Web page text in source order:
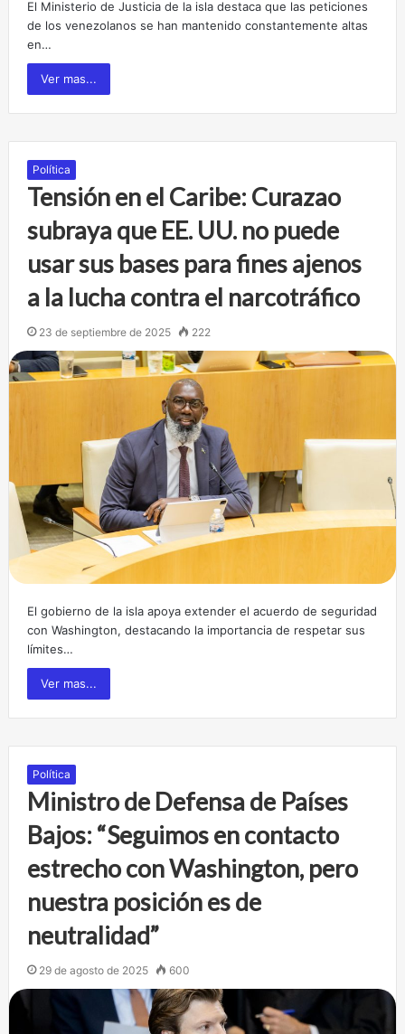
El Ministerio de Justicia de la isla destaca que las peticiones
de los venezolanos se han mantenido constantemente altas
en…
Ver mas...
Política
Tensión en el Caribe: Curazao
subraya que EE. UU. no puede
usar sus bases para fines ajenos
a la lucha contra el narcotráfico
23 de septiembre de 2025 222
El gobierno de la isla apoya extender el acuerdo de seguridad
con Washington, destacando la importancia de respetar sus
límites…
Ver mas...
Política
Ministro de Defensa de Países
Bajos: “Seguimos en contacto
estrecho con Washington, pero
nuestra posición es de
neutralidad”
29 de agosto de 2025 600